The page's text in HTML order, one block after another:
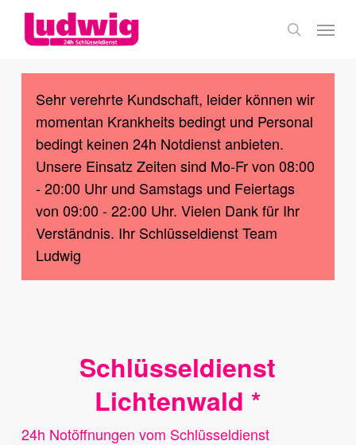
Skip
content
search
Menu
Sehr verehrte Kundschaft, leider können wir
momentan Krankheits bedingt und Personal
bedingt keinen 24h Notdienst anbieten.
Unsere Einsatz Zeiten sind Mo-Fr von 08:00
- 20:00 Uhr und Samstags und Feiertags
von 09:00 - 22:00 Uhr. Vielen Dank für Ihr
Verständnis. Ihr Schlüsseldienst Team
Ludwig
Schlüsseldienst
Lichtenwald *
24h Notöffnungen vom Schlüsseldienst